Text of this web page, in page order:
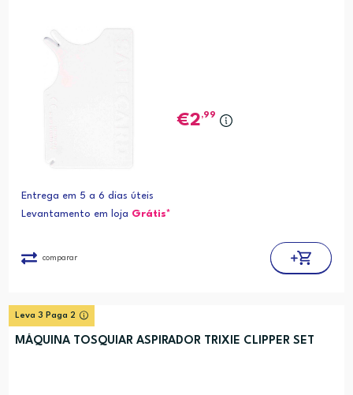
2,99
Entrega em 5 a 6 dias úteis
Levantamento em loja Grátis*
comparar
Leva 3 Paga 2
MÁQUINA TOSQUIAR ASPIRADOR TRIXIE CLIPPER SET